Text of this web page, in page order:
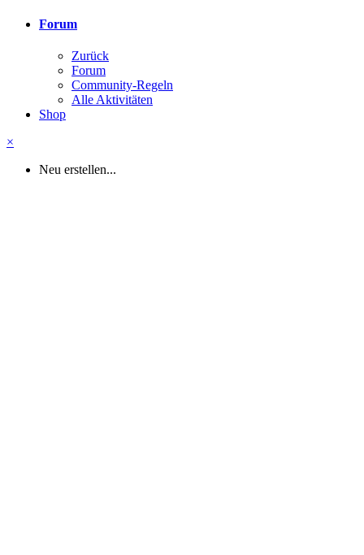
Forum
Zurück
Forum
Community-Regeln
Alle Aktivitäten
Shop
×
Neu erstellen...